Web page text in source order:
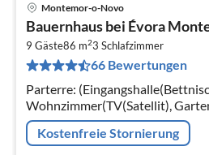
Montemor-o-Novo
Bauernhaus bei Évora
9 Gäste86 m23 Schlafzimmer
66 Bewertungen
Parterre:
Wohnzimmer(TV(Satellit),
Küche(Kaffeemaschine,
Kühl-/Gefrierkombination,
Kostenfreie Stornierung